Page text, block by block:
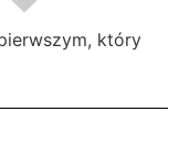
który